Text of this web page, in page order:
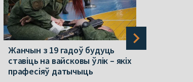
Жанчын з 19 гадоў будуць
ставіць на вайсковы ўлік – якіх
прафесіяў датычыць